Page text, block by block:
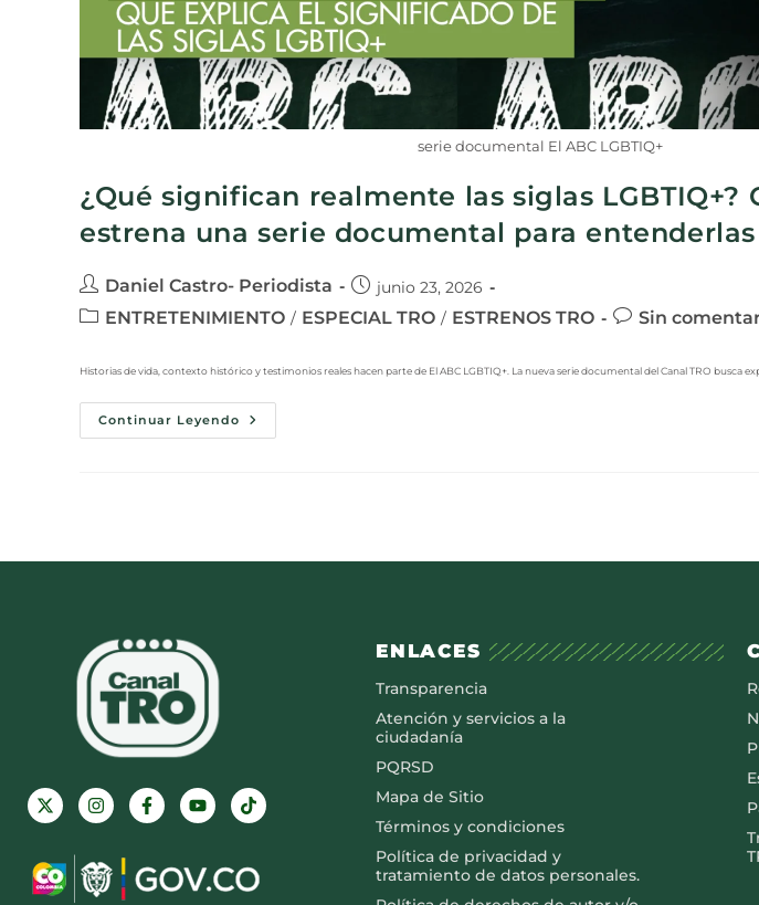
serie documental El ABC LGBTIQ+
¿Qué significan realmente las siglas LGBTIQ+?
estrena una serie documental para entenderlas
Daniel Castro- Periodista junio 23, 2026
ENTRETENIMIENTO / ESPECIAL TRO / ESTRENOS TRO Sin
Historias de vida, contexto histórico y testimonios reales hacen parte de El ABC LGBTIQ+. La nueva serie documental del Canal TRO busca
Continuar Leyendo
ENLACES
Transparencia
Atención y servicios a la
ciudadanía
PQRSD
Mapa de Sitio
Términos y condiciones
Política de privacidad y
tratamiento de datos personales.